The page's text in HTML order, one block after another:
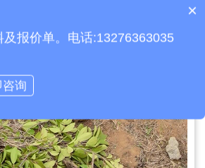
产品包含安装吗？
×
及报价单。电话:13276363035
咨询